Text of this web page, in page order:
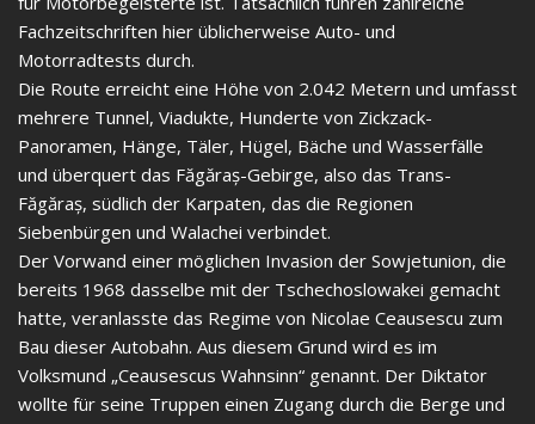
Fachzeitschriften hier üblicherweise Auto- und
Motorradtests durch.
Die Route erreicht eine Höhe von 2.042 Metern und umfasst
mehrere Tunnel, Viadukte, Hunderte von Zickzack-
Panoramen, Hänge, Täler, Hügel, Bäche und Wasserfälle
und überquert das Făgăraș-Gebirge, also das Trans-
Făgăraș, südlich der Karpaten, das die Regionen
Siebenbürgen und Walachei verbindet.
Der Vorwand einer möglichen Invasion der Sowjetunion, die
bereits 1968 dasselbe mit der Tschechoslowakei gemacht
hatte, veranlasste das Regime von Nicolae Ceausescu zum
Bau dieser Autobahn. Aus diesem Grund wird es im
Volksmund „Ceausescus Wahnsinn“ genannt. Der Diktator
wollte für seine Truppen einen Zugang durch die Berge und